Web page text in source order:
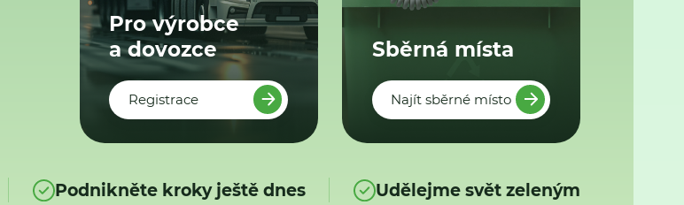
Pro výrobce
a dovozce
Registrace
Sběrná místa
Najít sběrné místo
Podnikněte kroky ještě dnes Udělejme svět zeleným